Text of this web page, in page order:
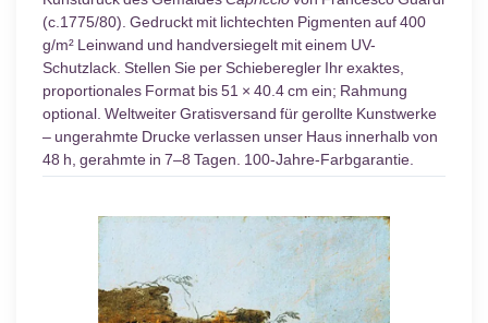
(c.1775/80). Gedruckt mit lichtechten Pigmenten auf 400
g/m² Leinwand und handversiegelt mit einem UV-
Schutzlack. Stellen Sie per Schieberegler Ihr exaktes,
proportionales Format bis 51 × 40.4 cm ein; Rahmung
optional. Weltweiter Gratisversand für gerollte Kunstwerke
– ungerahmte Drucke verlassen unser Haus innerhalb von
48 h, gerahmte in 7–8 Tagen. 100-Jahre-Farbgarantie.